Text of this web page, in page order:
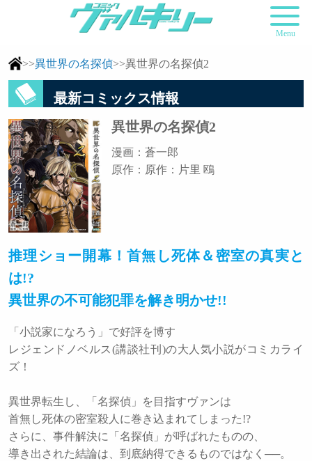
Menu
>>異世界の名探偵>>異世界の名探偵2
最新コミックス情報
異世界の名探偵2
漫画：蒼一郎
原作：原作：片里 鴎
推理ショー開幕！首無し死体＆密室の真実と
は!?
異世界の不可能犯罪を解き明かせ!!
「小説家になろう」で好評を博す
レジェンドノベルス(講談社刊)の大人気小説がコミカライ
ズ！
異世界転生し、「名探偵」を目指すヴァンは
首無し死体の密室殺人に巻き込まれてしまった!?
さらに、事件解決に「名探偵」が呼ばれたものの、
導き出された結論は、到底納得できるものではなく──。